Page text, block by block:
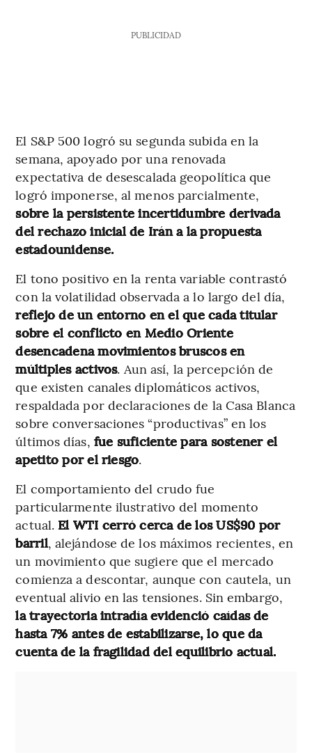
PUBLICIDAD
El S&P 500 logró su segunda subida en la
semana, apoyado por una renovada
expectativa de desescalada geopolítica que
logró imponerse, al menos parcialmente,
sobre la persistente incertidumbre derivada
del rechazo inicial de Irán a la propuesta
estadounidense.
El tono positivo en la renta variable contrastó
con la volatilidad observada a lo largo del día,
reflejo de un entorno en el que cada titular
sobre el conflicto en Medio Oriente
desencadena movimientos bruscos en
múltiples activos. Aun así, la percepción de
que existen canales diplomáticos activos,
respaldada por declaraciones de la Casa Blanca
sobre conversaciones “productivas” en los
últimos días, fue suficiente para sostener el
apetito por el riesgo.
El comportamiento del crudo fue
particularmente ilustrativo del momento
actual. El WTI cerró cerca de los US$90 por
barril, alejándose de los máximos recientes, en
un movimiento que sugiere que el mercado
comienza a descontar, aunque con cautela, un
eventual alivio en las tensiones. Sin embargo,
la trayectoria intradía evidenció caídas de
hasta 7% antes de estabilizarse, lo que da
cuenta de la fragilidad del equilibrio actual.